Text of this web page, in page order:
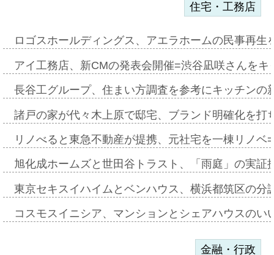
住宅・工務店
ロゴスホールディングス、アエラホームの民事再
アイ工務店、新CMの発表会開催=渋谷凪咲さんを
長谷工グループ、住まい方調査を参考にキッチン
諸戸の家が代々木上原で邸宅、ブランド明確化を
リノべると東急不動産が提携、元社宅を一棟リノ
旭化成ホームズと世田谷トラスト、「雨庭」の実
東京セキスイハイムとベンハウス、横浜都筑区の
コスモスイニシア、マンションとシェアハウスの
金融・行政